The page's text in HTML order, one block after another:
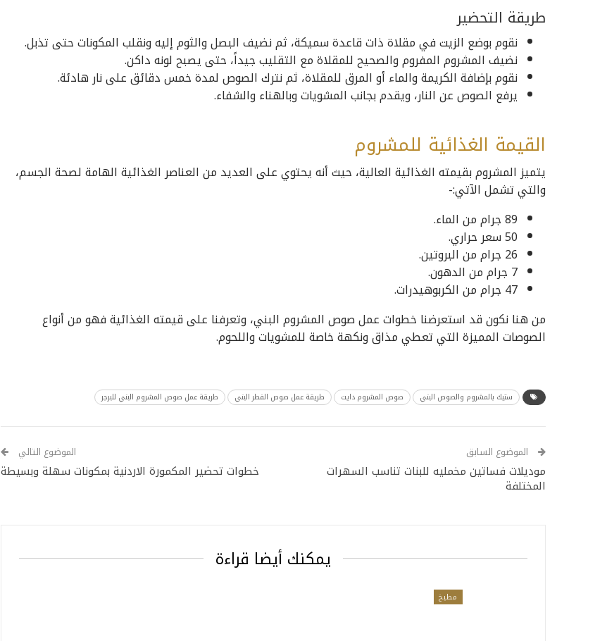
طريقة التحضير
نقوم بوضع الزيت في مقلاة ذات قاعدة سميكة، ثم نضيف البصل والثوم إليه ونقلب المكونات حتى تذبل.
نضيف المشروم المفروم والصحيح للمقلاة مع التقليب جيداً، حتى يصبح لونه داكن.
نقوم بإضافة الكريمة والماء أو المرق للمقلاة، ثم نترك الصوص لمدة خمس دقائق على نار هادئة.
يرفع الصوص عن النار، ويقدم بجانب المشويات وبالهناء والشفاء.
القيمة الغذائية للمشروم
يتميز المشروم بقيمته الغذائية العالية، حيث أنه يحتوي على العديد من العناصر الغذائية الهامة لصحة الجسم،
والتي تشمل الآتي:-
89 جرام من الماء.
50 سعر حراري.
26 جرام من البروتين.
7 جرام من الدهون.
47 جرام من الكربوهيدرات.
من هنا نكون قد استعرضنا خطوات عمل صوص المشروم البني، وتعرفنا على قيمته الغذائية فهو من أنواع
الصوصات المميزة التي تعطي مذاق ونكهة خاصة للمشويات واللحوم.
ستيك بالمشروم والصوص البني صوص المشروم دايت طريقة عمل صوص الفطر البني طريقة عمل صوص المشروم البني للبرجر
الموضوع السابق
موديلات فساتين مخمليه للبنات تناسب السهرات
المختلفة
الموضوع التالي
خطوات تحضير المكمورة الاردنية بمكونات سهلة وبسيطة
يمكنك أيضا قراءة
مطبخ